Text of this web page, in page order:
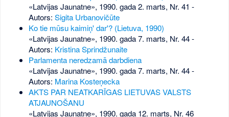
«Latvijas Jaunatne», 1990. gada 2. marts, Nr. 41 -
Autors: Sigita Urbanovičūte
Ko tie mūsu kaimiņ' dar'? (Lietuva, 1990)
«Latvijas Jaunatne», 1990. gada 7. marts, Nr. 44-
Autors: Kristina Sprindžunaite
Parlamenta neredzamā darbdiena
«Latvijas Jaunatne», 1990. gada 7. marts, Nr. 44-
Autors: Marina Kosteņecka
AKTS PAR NEATKARĪGAS LIETUVAS VALSTS
ATJAUNOŠANU
«Latvijas Jaunatne», 1990. gada 12. marts, Nr. 46